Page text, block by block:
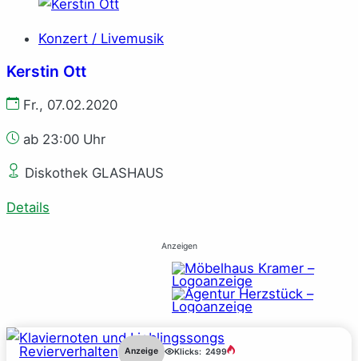
Konzert / Livemusik
Kerstin Ott
Fr., 07.02.2020
ab 23:00 Uhr
Diskothek GLASHAUS
Details
Anzeigen
Revierverhalten Anzeige Klicks: 2499